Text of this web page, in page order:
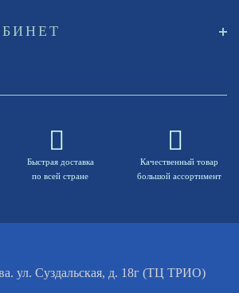
Быстрая доставка
по всей стране
Качественный товар
большой ассортимент
ул. Суздальская, д. 18г (ТЦ ТРИО)